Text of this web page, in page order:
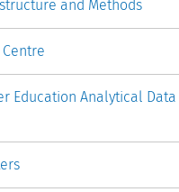
and Methods
Education Analytical Data